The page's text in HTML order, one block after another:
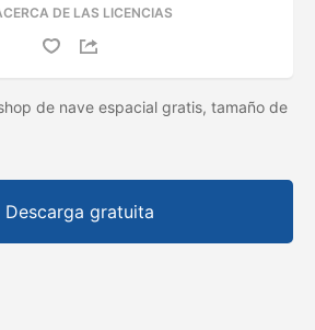
DE LAS LICENCIAS
de nave espacial gratis, tamaño de
Descarga gratuita